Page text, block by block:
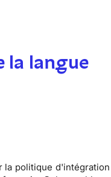
la langue
la politique